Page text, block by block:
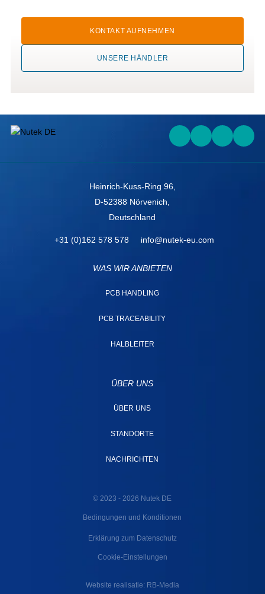
KONTAKT AUFNEHMEN
UNSERE HÄNDLER
Heinrich-Kuss-Ring 96,
D-52388 Nörvenich,
Deutschland
+31 (0)162 578 578 info@nutek-eu.com
WAS WIR ANBIETEN
PCB HANDLING
PCB TRACEABILITY
HALBLEITER
ÜBER UNS
ÜBER UNS
STANDORTE
NACHRICHTEN
© 2023 - 2026 Nutek DE
Bedingungen und Konditionen
Erklärung zum Datenschutz
Cookie-Einstellungen
Website realisatie: RB-Media